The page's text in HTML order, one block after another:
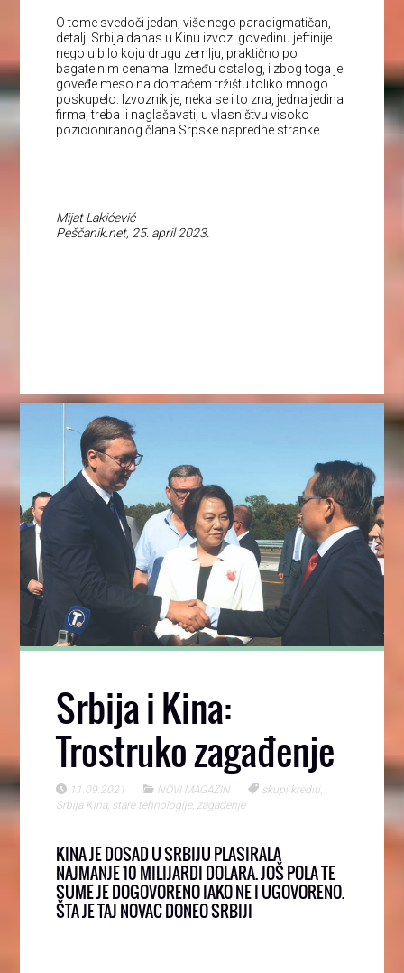
O tome svedoči jedan, više nego paradigmatičan,
detalj. Srbija danas u Kinu izvozi govedinu jeftinije
nego u bilo koju drugu zemlju, praktično po
bagatelnim cenama. Između ostalog, i zbog toga je
goveđe meso na domaćem tržištu toliko mnogo
poskupelo. Izvoznik je, neka se i to zna, jedna jedina
firma; treba li naglašavati, u vlasništvu visoko
pozicioniranog člana Srpske napredne stranke.
Mijat Lakićević
Peščanik.net, 25. april 2023.
Srbija i Kina:
Trostruko zagađenje
11.09.2021 NOVI MAGAZIN skupi krediti,
Srbija Kina, stare tehnologije, zagađenje
KINA JE DOSAD U SRBIJU PLASIRALA
NAJMANJE 10 MILIJARDI DOLARA. JOŠ POLA TE
SUME JE DOGOVORENO IAKO NE I UGOVORENO.
ŠTA JE TAJ NOVAC DONEO SRBIJI